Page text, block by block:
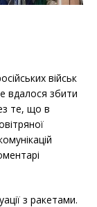
військ
вдалося збити
те, що в
з ракетами.